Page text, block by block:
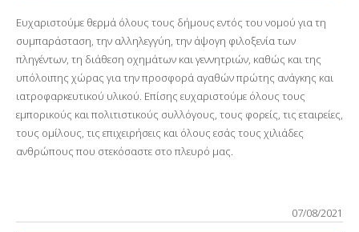
Ευχαριστούμε θερμά όλους τους δήμους εντός του νομού για τη
συμπαράσταση, την αλληλεγγύη, την άψογη φιλοξενία των
πληγέντων, τη διάθεση οχημάτων και γεννητριών, καθώς και της
υπόλοιπης χώρας για την προσφορά αγαθών πρώτης ανάγκης και
ιατροφαρκευτικού υλικού. Επίσης ευχαριστούμε όλους τους
εμπορικούς και πολιτιστικούς συλλόγους, τους φορείς, τις εταιρείες,
τους ομίλους, τις επιχειρήσεις και όλους εσάς τους χιλιάδες
ανθρώπους που στεκόσαστε στο πλευρό μας.
07/08/2021